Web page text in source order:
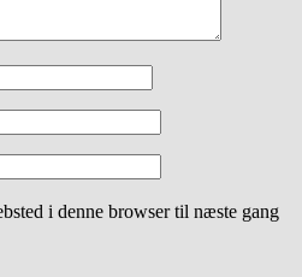
i denne browser til næste gang